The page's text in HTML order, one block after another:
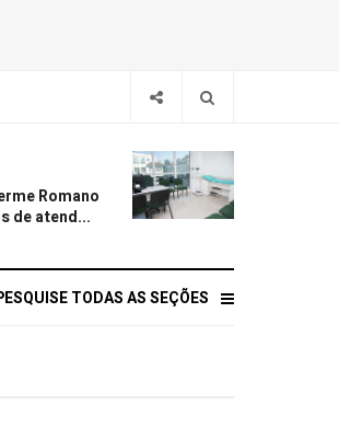
Romano
de atend...
TODAS AS SEÇÕES